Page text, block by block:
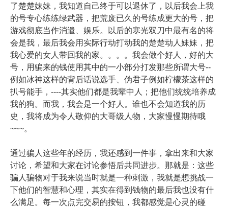
了楚楚妹妹，我知道自己终于可以退休了，以后我会上我
的号专心练练绿武器，把荒废已久的号练成更大的号，把
游戏彻底当作消遣、娱乐。以后的寒光双刀中最有名的将
会是我，最后我会用实际行动打动我的楚楚动人妹妹，把
我心爱的女人带回我的家。。。。我会做个好人，好的大
号，用骗来的钱使用其中的一小部分打发那些所谓大号--
例如冰神这样的背后话说选手、伪君子例如柠檬茶这样的
扒号能手，----其实他们都是我辈中人；把他们统统培养成
我的狗。而我，我会是一个好人。谁也不会知道我的历
史，我将成为令人敬仰的大哥级人物，大家慢慢期待哦
~~~。
通过骗人这些年的经历，我还感到一件事，拿出来和大家
讨论，希望和大家在讨论参悟后共同进步。那就是：这些
骗人骗物对于我来说当时就是一种刺激，我就是想挑战一
下他们的智慧和心理，其实在得到钱物的最后我也没有什
么满足。每一次点完交易的按钮，我都感觉是心灵的碰